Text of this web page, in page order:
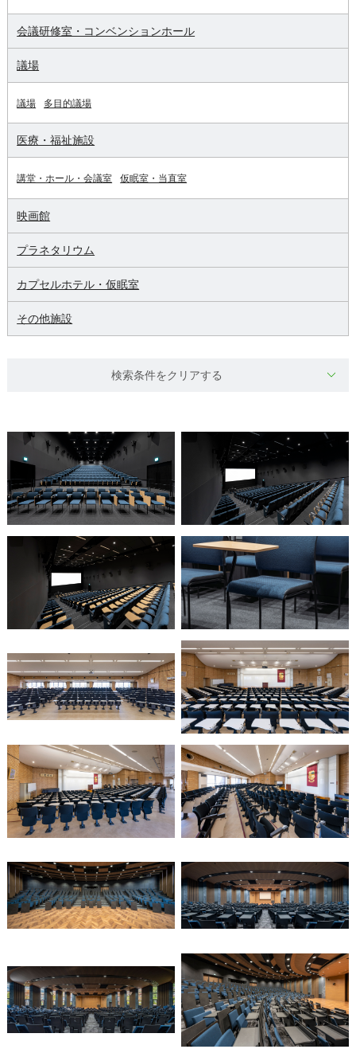
会議研修室・コンベンションホール
議場
議場 多目的議場
医療・福祉施設
講堂・ホール・会議室 仮眠室・当直室
映画館
プラネタリウム
カプセルホテル・仮眠室
その他施設
検索条件をクリアする